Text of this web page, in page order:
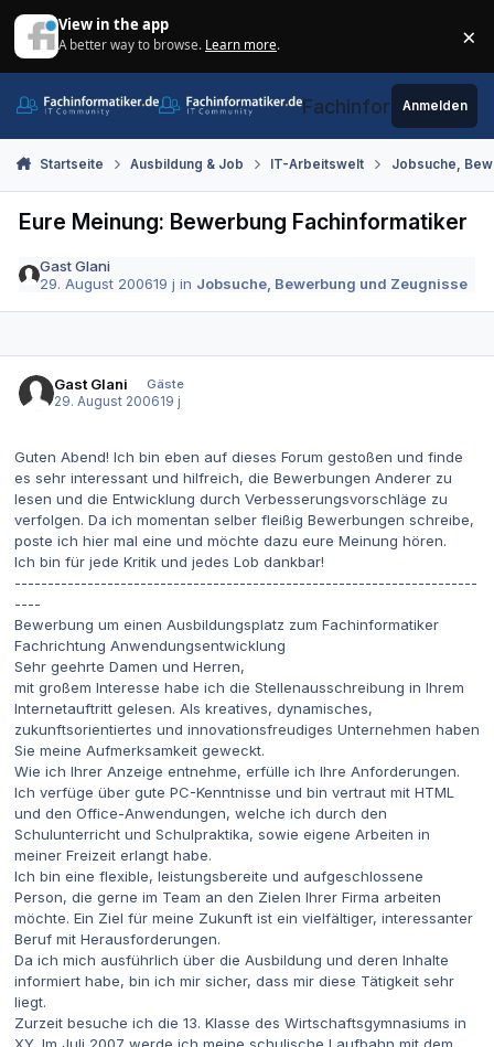
View in the app
A better way to browse. Learn more. ×
Fachinformatiker.de
Anmelden
Startseite Ausbildung & Job IT-Arbeitswelt Jobsuche,
Eure Meinung: Bewerbung Fachinformatiker
Gast Glani
29. August 200619 j in Jobsuche, Bewerbung und Zeugnisse
Gast Glani
Gäste
29. August 200619 j
Guten Abend! Ich bin eben auf dieses Forum gestoßen und finde
es sehr interessant und hilfreich, die Bewerbungen Anderer zu
lesen und die Entwicklung durch Verbesserungsvorschläge zu
verfolgen. Da ich momentan selber fleißig Bewerbungen schreibe,
poste ich hier mal eine und möchte dazu eure Meinung hören.
Ich bin für jede Kritik und jedes Lob dankbar!
----------------------------------------------------------------------
----
Bewerbung um einen Ausbildungsplatz zum Fachinformatiker
Fachrichtung Anwendungsentwicklung
Sehr geehrte Damen und Herren,
mit großem Interesse habe ich die Stellenausschreibung in Ihrem
Internetauftritt gelesen. Als kreatives, dynamisches,
zukunftsorientiertes und innovationsfreudiges Unternehmen haben
Sie meine Aufmerksamkeit geweckt.
Wie ich Ihrer Anzeige entnehme, erfülle ich Ihre Anforderungen.
Ich verfüge über gute PC-Kenntnisse und bin vertraut mit HTML
und den Office-Anwendungen, welche ich durch den
Schulunterricht und Schulpraktika, sowie eigene Arbeiten in
meiner Freizeit erlangt habe.
Ich bin eine flexible, leistungsbereite und aufgeschlossene
Person, die gerne im Team an den Zielen Ihrer Firma arbeiten
möchte. Ein Ziel für meine Zukunft ist ein vielfältiger, interessanter
Beruf mit Herausforderungen.
Da ich mich ausführlich über die Ausbildung und deren Inhalte
informiert habe, bin ich mir sicher, dass mir diese Tätigkeit sehr
liegt.
Zurzeit besuche ich die 13. Klasse des Wirtschaftsgymnasiums in